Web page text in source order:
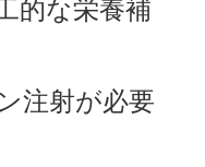
的な栄養補
注射が必要